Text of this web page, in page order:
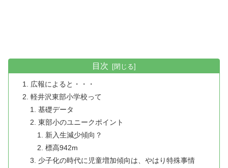
目次
広報によると・・・
軽井沢東部小学校って
基礎データ
東部小のユニークポイント
新入生減少傾向？
標高942m
少子化の時代に児童増加傾向は、やはり特殊事情